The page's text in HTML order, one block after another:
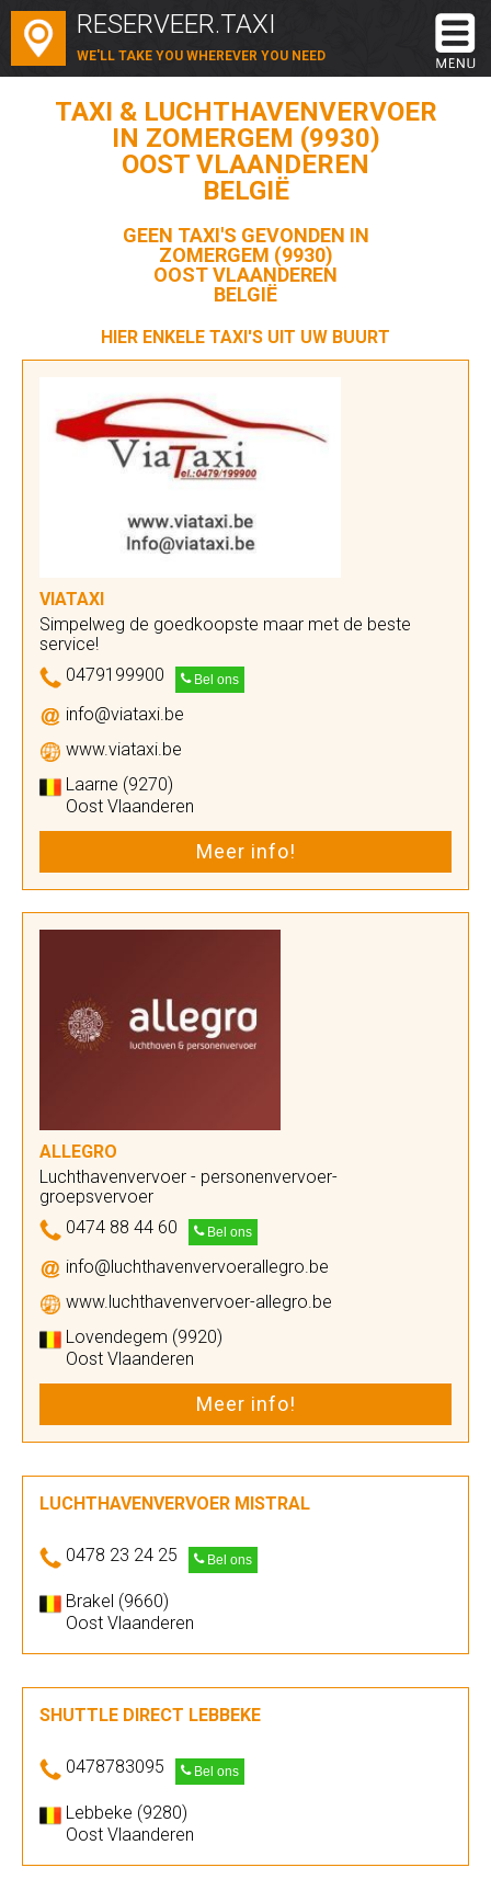
RESERVEER.TAXI
WE'LL TAKE YOU WHEREVER YOU NEED
TAXI & LUCHTHAVENVERVOER
IN ZOMERGEM (9930)
OOST VLAANDEREN
BELGIË
GEEN TAXI'S GEVONDEN IN
ZOMERGEM (9930)
OOST VLAANDEREN
BELGIË
HIER ENKELE TAXI'S UIT UW BUURT
VIATAXI
Simpelweg de goedkoopste maar met de beste
service!
0479199900
Bel ons
info@viataxi.be
www.viataxi.be
Laarne (9270)
Oost Vlaanderen
Meer info!
ALLEGRO
Luchthavenvervoer - personenvervoer-
groepsvervoer
0474 88 44 60
Bel ons
info@luchthavenvervoerallegro.be
www.luchthavenvervoer-allegro.be
Lovendegem (9920)
Oost Vlaanderen
Meer info!
LUCHTHAVENVERVOER MISTRAL
0478 23 24 25 Bel ons
Brakel (9660)
Oost Vlaanderen
SHUTTLE DIRECT LEBBEKE
0478783095 Bel ons
Lebbeke (9280)
Oost Vlaanderen